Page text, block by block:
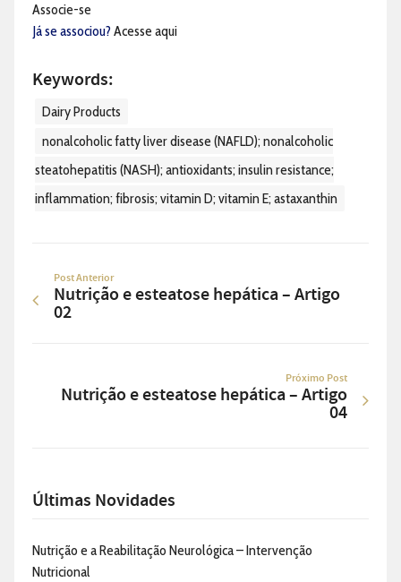
Associe-se
Já se associou? Acesse aqui
Keywords:
Dairy Products
nonalcoholic fatty liver disease (NAFLD); nonalcoholic
steatohepatitis (NASH); antioxidants; insulin resistance;
inflammation; fibrosis; vitamin D; vitamin E; astaxanthin
Post Anterior
Nutrição e esteatose hepática – Artigo
02
Próximo Post
Nutrição e esteatose hepática – Artigo
04
Últimas Novidades
Nutrição e a Reabilitação Neurológica – Intervenção
Nutricional